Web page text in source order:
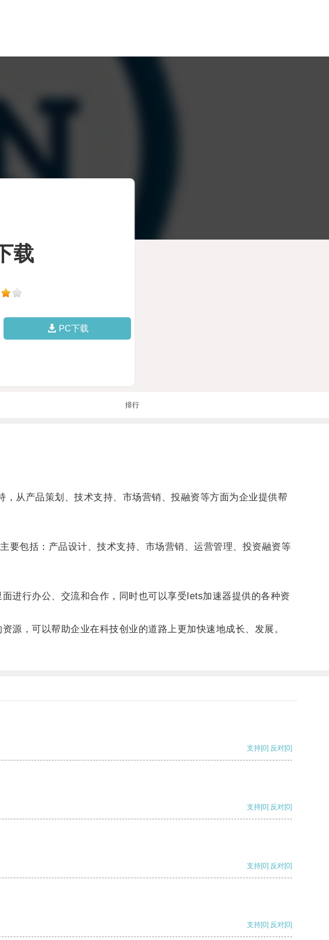
载
PC下载
排行
从产品策划、技术支持、市场营销、投融资等方面为企业提供帮
包括：产品设计、技术支持、市场营销、运营管理、投资融资等
行办公、交流和合作，同时也可以享受lets加速器提供的各种资
，可以帮助企业在科技创业的道路上更加快速地成长、发展。
支持[0] 反对[0]
支持[0] 反对[0]
支持[0] 反对[0]
支持[0] 反对[0]